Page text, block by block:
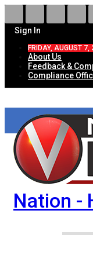
Sign In
FRIDAY, AUGUST 7,
About Us
Feedback &
Compliance
Nation -